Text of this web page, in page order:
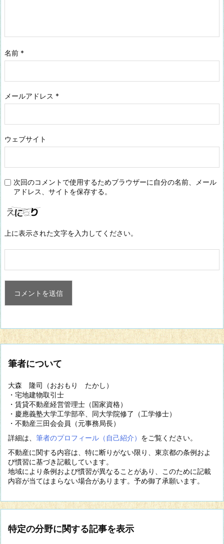
名前 *
メールアドレス *
ウェブサイト
次回のコメントで使用するためブラウザーに自分の名前、メール
アドレス、サイトを保存する。
上に表示された文字を入力してください。
筆者について
大森 隆司（おおもり たかし）
・宅地建物取引士
・賃貸不動産経営管理士（国家資格）
・慶應義塾大学工学部卒、同大学院修了（工学修士）
・不動産三田会会員（元事務局長）
詳細は、 筆者のプロフィール（自己紹介） をご覧ください。
不動産に関する内容は、特に断りがない限り、東京都の条例およ
び慣習に基づき記載しています。
地域により条例および慣習が異なることがあり、このために記載
内容が当てはまらない場合があります。予め御了承願います。
特定の分野に関する記事を表示